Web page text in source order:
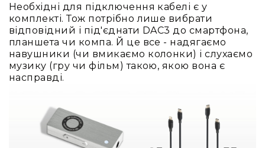
компоненти
Аудикомп'ютери
Програмне
забезпечення
Накамерні
Аксесуари
Необхідні для підключення кабелі є у
комплекті. Тож потрібно лише вибрати
відповідний і під'єднати DAC3 до смартфона,
планшета чи компа. Й це все - надягаємо
навушники (чи вмикаємо колонки) і слухаємо
музику (гру чи фільм) такою, якою вона є
насправді.